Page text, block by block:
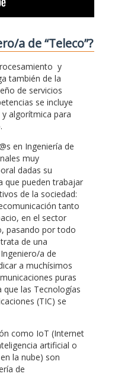
a de “Teleco”?
y
también de la
de servicios
se incluye
algorítmica para
en Ingeniería de
muy
dadas su
que pueden trabajar
de la sociedad:
tanto
en el sector
pasando por todo
de una
a de
a muchísimos
puras
que las Tecnologías
(TIC) se
como IoT (Internet
artificial o
la nube) son
de